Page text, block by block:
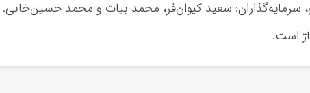
سرمایه‌گذاران: سعید کیوان‌فر، محمد بیات و محمد حسین‌خانی.
است.